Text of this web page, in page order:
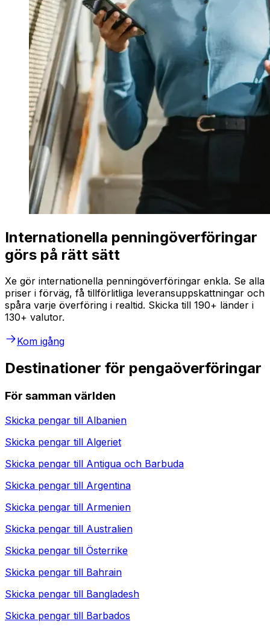
Internationella penningöverföringar
görs på rätt sätt
Xe gör internationella penningöverföringar enkla. Se alla
priser i förväg, få tillförlitliga leveransuppskattningar och
spåra varje överföring i realtid. Skicka till 190+ länder i
130+ valutor.
Kom igång
Destinationer för pengaöverföringar
För samman världen
Skicka pengar till Albanien
Skicka pengar till Algeriet
Skicka pengar till Antigua och Barbuda
Skicka pengar till Argentina
Skicka pengar till Armenien
Skicka pengar till Australien
Skicka pengar till Österrike
Skicka pengar till Bahrain
Skicka pengar till Bangladesh
Skicka pengar till Barbados